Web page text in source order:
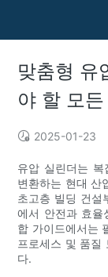
맞춤형 유
야 할 모든
2025-01-23
유압 실린더는 복
변환하는 현대 산
초고층 빌딩 건설
에서 안전과 효
합 가이드에서는
프로세스 및 품질
다.